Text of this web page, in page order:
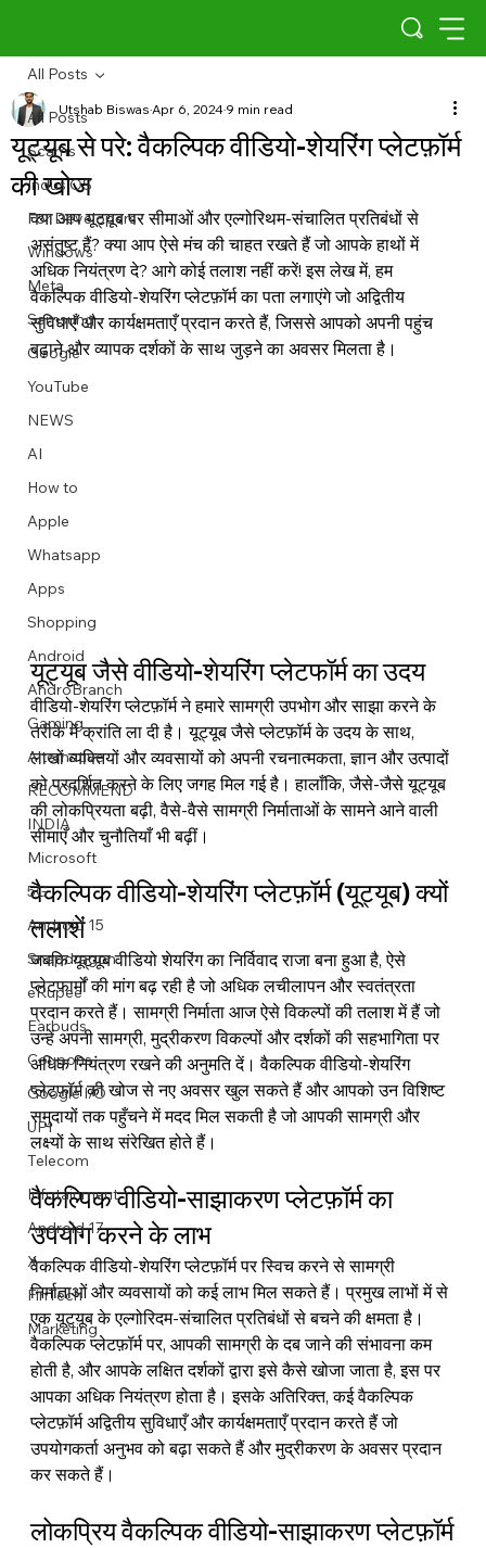
Describe your image here
Describe your image here
Describe your image here
Describe your image here
Describe your image here
Describe your image here
Describe your image here
Describe your video here
Describe your image here
Describe your image here
Describe your image here
Describe your video here
All Posts
Scams
Indus OS
For Developers
Windows
Meta
Samsung
Google
YouTube
NEWS
AI
How to
Apple
Whatsapp
Apps
Shopping
Android
AndroBranch
Gaming
Alternative
RECOMMEND
INDIA
Microsoft
5G
Android 15
Snapdragon
eRupee
Earbuds
Coupons
Google I/O
UPI
Telecom
Infotainment
Android 17
X
FinTech
Marketing
All Posts
यूट्यूब से परे: वैकल्पिक वीडियो-शेयरिंग प्लेटफ़ॉर्म
की खोज
Utshab BiswasApr 6, 20249 min read
क्या आप यूट्यूब पर सीमाओं और एल्गोरिथम-संचालित प्रतिबंधों से
असंतुष्ट हैं? क्या आप ऐसे मंच की चाहत रखते हैं जो आपके हाथों में
अधिक नियंत्रण दे? आगे कोई तलाश नहीं करें! इस लेख में, हम
वैकल्पिक वीडियो-शेयरिंग प्लेटफ़ॉर्म का पता लगाएंगे जो अद्वितीय
सुविधाएँ और कार्यक्षमताएँ प्रदान करते हैं, जिससे आपको अपनी पहुंच
बढ़ाने और व्यापक दर्शकों के साथ जुड़ने का अवसर मिलता है।
यूट्यूब जैसे वीडियो-शेयरिंग प्लेटफॉर्म का उदय
वीडियो-शेयरिंग प्लेटफ़ॉर्म ने हमारे सामग्री उपभोग और साझा करने के
तरीके में क्रांति ला दी है। यूट्यूब जैसे प्लेटफ़ॉर्म के उदय के साथ,
लाखों व्यक्तियों और व्यवसायों को अपनी रचनात्मकता, ज्ञान और उत्पादों
को प्रदर्शित करने के लिए जगह मिल गई है। हालाँकि, जैसे-जैसे यूट्यूब
की लोकप्रियता बढ़ी, वैसे-वैसे सामग्री निर्माताओं के सामने आने वाली
सीमाएँ और चुनौतियाँ भी बढ़ीं।
वैकल्पिक वीडियो-शेयरिंग प्लेटफ़ॉर्म (यूट्यूब) क्यों
तलाशें
जबकि यूट्यूब वीडियो शेयरिंग का निर्विवाद राजा बना हुआ है, ऐसे
प्लेटफार्मों की मांग बढ़ रही है जो अधिक लचीलापन और स्वतंत्रता
प्रदान करते हैं। सामग्री निर्माता आज ऐसे विकल्पों की तलाश में हैं जो
उन्हें अपनी सामग्री, मुद्रीकरण विकल्पों और दर्शकों की सहभागिता पर
अधिक नियंत्रण रखने की अनुमति दें। वैकल्पिक वीडियो-शेयरिंग
प्लेटफ़ॉर्म की खोज से नए अवसर खुल सकते हैं और आपको उन विशिष्ट
समुदायों तक पहुँचने में मदद मिल सकती है जो आपकी सामग्री और
लक्ष्यों के साथ संरेखित होते हैं।
वैकल्पिक वीडियो-साझाकरण प्लेटफ़ॉर्म का
उपयोग करने के लाभ
वैकल्पिक वीडियो-शेयरिंग प्लेटफ़ॉर्म पर स्विच करने से सामग्री
निर्माताओं और व्यवसायों को कई लाभ मिल सकते हैं। प्रमुख लाभों में से
एक यूट्यूब के एल्गोरिदम-संचालित प्रतिबंधों से बचने की क्षमता है।
वैकल्पिक प्लेटफ़ॉर्म पर, आपकी सामग्री के दब जाने की संभावना कम
होती है, और आपके लक्षित दर्शकों द्वारा इसे कैसे खोजा जाता है, इस पर
आपका अधिक नियंत्रण होता है। इसके अतिरिक्त, कई वैकल्पिक
प्लेटफ़ॉर्म अद्वितीय सुविधाएँ और कार्यक्षमताएँ प्रदान करते हैं जो
उपयोगकर्ता अनुभव को बढ़ा सकते हैं और मुद्रीकरण के अवसर प्रदान
कर सकते हैं।
लोकप्रिय वैकल्पिक वीडियो-साझाकरण प्लेटफ़ॉर्म